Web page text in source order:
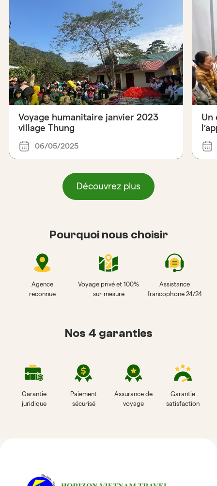
Voyage humanitaire janvier 2023
village Thung
06/05/2025
Un
Découvrez plus
Pourquoi nous choisir
Agence
reconnue
Voyage privé et 100%
sur-mesure
Assistance
francophone 24/24
Nos 4 garanties
Garantie
juridique
Paiement
sécurisé
Assurance de
voyage
Garantie
satisfaction